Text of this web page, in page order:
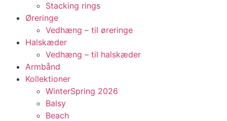
Stacking rings
Øreringe
Vedhæng – til øreringe
Halskæder
Vedhæng – til halskæder
Armbånd
Kollektioner
WinterSpring 2026
Balsy
Beach